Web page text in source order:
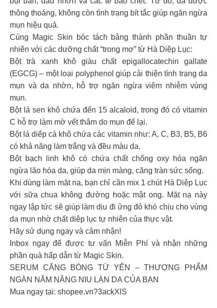
thông thoáng, không còn tình trạng bít tắc giúp ngăn ngừa
mụn hiệu quả.
Cùng Magic Skin bóc tách bảng thành phần thuần tự
nhiên với các dưỡng chất “trong mơ” từ Hà Diệp Lục:
Bột trà xanh khô giàu chất epigallocatechin gallate
(EGCG) – một loại polyphenol giúp cải thiện tình trạng da
mụn và da nhờn, hỗ trợ ngăn ngừa viêm nhiễm vùng
mụn.
Bột lá sen khô chứa đến 15 alcaloid, trong đó có vitamin
C hỗ trợ làm mờ vết thâm do mụn để lại.
Bột lá diếp cá khô chứa các vitamin như: A, C, B3, B5, B6
có khả năng làm trắng và đều màu da.
Bột bạch linh khô có chứa chất chống oxy hóa ngăn
ngừa lão hóa da, giúp da mịn màng, căng tràn sức sống.
Khi dùng làm mặt nạ, bạn chỉ cần mix 1 chút Hà Diệp Lục
với sữa chua không đường hoặc mật ong. Mặt nạ này
ngay lập tức sẽ giúp làm dịu đi ửng đỏ khó chịu cho vùng
da mụn nhờ chất diệp lục tự nhiên của thực vật.
Hãy sử dụng ngay và cảm nhận!
Inbox ngay để được tư vấn Miễn Phí và nhận những
phần quà hấp dẫn từ Magic Skin.
SERUM CĂNG BÓNG TỪ YẾN – THƯỢNG PHẨM
NGÀN NĂM NÂNG NIU LÀN DA CỦA BẠN
Mua ngay tại: shopee.vn?3ackXlS